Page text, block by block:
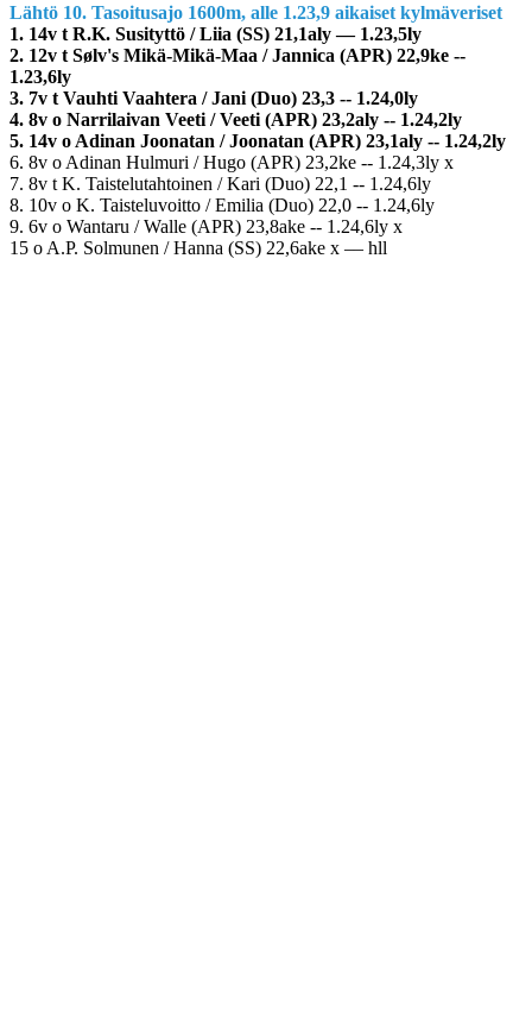
Lähtö 10. Tasoitusajo 1600m, alle 1.23,9 aikaiset kylmäveriset
1. 14v t R.K. Susityttö / Liia (SS) 21,1aly –– 1.23,5ly
2. 12v t Sølv's Mikä-Mikä-Maa / Jannica (APR) 22,9ke --
1.23,6ly
3. 7v t Vauhti Vaahtera / Jani (Duo) 23,3 -- 1.24,0ly
4. 8v o Narrilaivan Veeti / Veeti (APR) 23,2aly -- 1.24,2ly
5. 14v o Adinan Joonatan / Joonatan (APR) 23,1aly -- 1.24,2ly
6. 8v o Adinan Hulmuri / Hugo (APR) 23,2ke -- 1.24,3ly x
7. 8v t K. Taistelutahtoinen / Kari (Duo) 22,1 -- 1.24,6ly
8. 10v o K. Taisteluvoitto / Emilia (Duo) 22,0 -- 1.24,6ly
9. 6v o Wantaru / Walle (APR) 23,8ake -- 1.24,6ly x
15 o A.P. Solmunen / Hanna (SS) 22,6ake x –– hll